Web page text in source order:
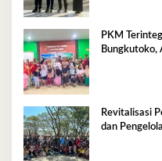
PKM
Bungkutoko,
Revitalisasi
dan